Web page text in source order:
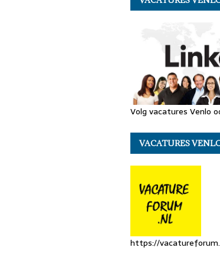
Volg vacatures Venlo
VACATURES
https://